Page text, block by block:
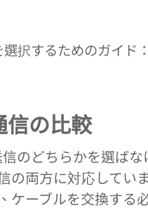
信の比較
のどちらかを選ば
の両方に対応してい
ケーブルを交換する